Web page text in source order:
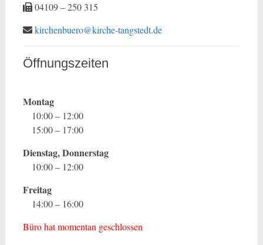
04109 – 250 315
kirchenbuero@kirche-tangstedt.de
Öffnungszeiten
Montag
10:00 – 12:00
15:00 – 17:00
Dienstag, Donnerstag
10:00 – 12:00
Freitag
14:00 – 16:00
Büro hat momentan geschlossen